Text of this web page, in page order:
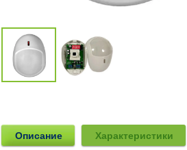
Описание Характеристики